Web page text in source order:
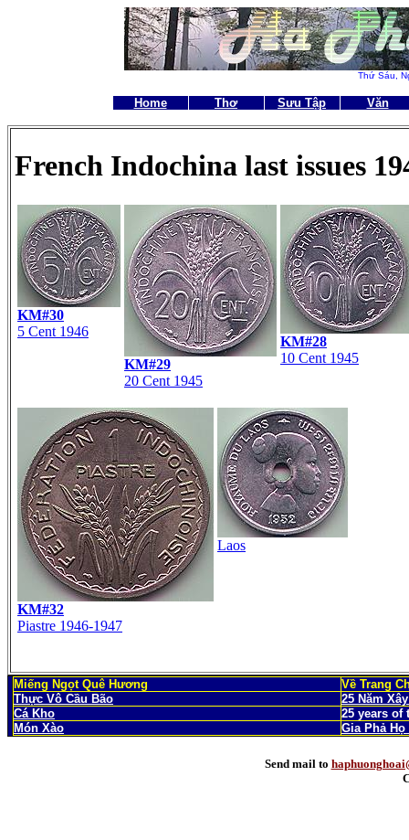
Thứ Sáu,
Home Thơ Sưu Tập Văn
French Indochina last issues
KM#30
5 Cent 1946
KM#29
20 Cent 1945
KM#28
10 Cent 1945
KM#32
Piastre 1946-1947
Laos
Miếng Ngọt Quê Hương
Về Trang
Thực Vô Cầu Bão
25 Năm
Cá Kho
25 years of
Món Xào
Gia Phả
Send mail to